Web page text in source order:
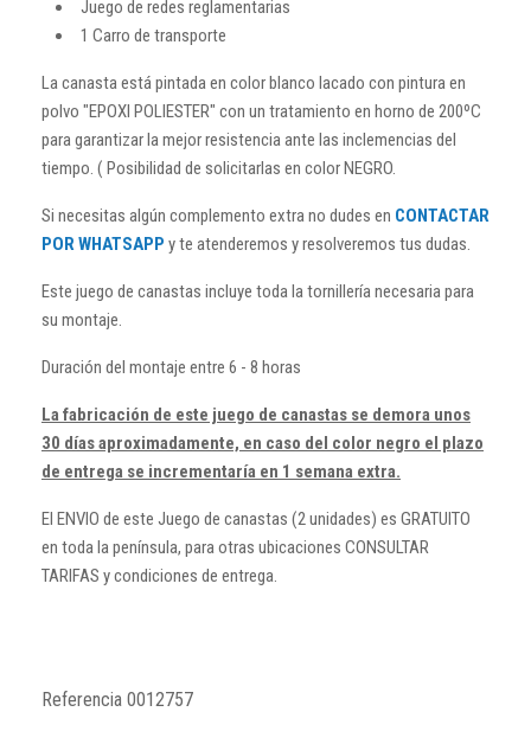
Juego de redes reglamentarias
1 Carro de transporte
La canasta está pintada en color blanco lacado con pintura en
polvo "EPOXI POLIESTER" con un tratamiento en horno de 200ºC
para garantizar la mejor resistencia ante las inclemencias del
tiempo. ( Posibilidad de solicitarlas en color NEGRO.
Si necesitas algún complemento extra no dudes en CONTACTAR
POR WHATSAPP y te atenderemos y resolveremos tus dudas.
Este juego de canastas incluye toda la tornillería necesaria para
su montaje.
Duración del montaje entre 6 - 8 horas
La fabricación de este juego de canastas se demora unos
30 días aproximadamente, en caso del color negro el plazo
de entrega se incrementaría en 1 semana extra.
El ENVIO de este Juego de canastas (2 unidades) es GRATUITO
en toda la península, para otras ubicaciones CONSULTAR
TARIFAS y condiciones de entrega.
Referencia 0012757